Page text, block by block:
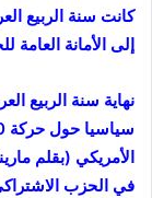
كانت سنة الربيع
إلى الأمانة العامة
نهاية سنة الربيع
الأمريكي (بقلم
في الحزب